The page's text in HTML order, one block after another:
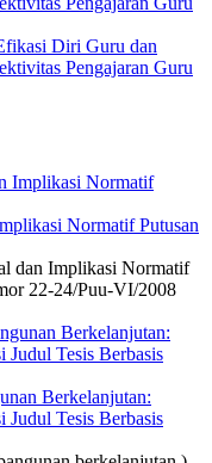
Diri Guru dan
Pengajaran Guru
Normatif Putusan
dan Implikasi Normatif
22-24/Puu-VI/2008
Berkelanjutan:
Judul Tesis Berbasis